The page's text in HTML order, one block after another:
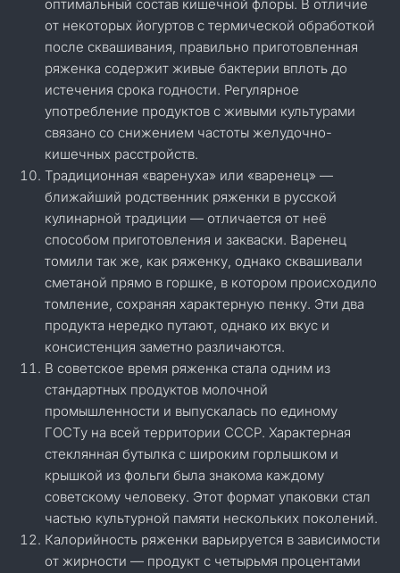
оптимальный состав кишечной флоры. В отличие
от некоторых йогуртов с термической обработкой
после сквашивания, правильно приготовленная
ряженка содержит живые бактерии вплоть до
истечения срока годности. Регулярное
употребление продуктов с живыми культурами
связано со снижением частоты желудочно-
кишечных расстройств.
Традиционная «варенуха» или «варенец» —
ближайший родственник ряженки в русской
кулинарной традиции — отличается от неё
способом приготовления и закваски. Варенец
томили так же, как ряженку, однако сквашивали
сметаной прямо в горшке, в котором происходило
томление, сохраняя характерную пенку. Эти два
продукта нередко путают, однако их вкус и
консистенция заметно различаются.
В советское время ряженка стала одним из
стандартных продуктов молочной
промышленности и выпускалась по единому
ГОСТу на всей территории СССР. Характерная
стеклянная бутылка с широким горлышком и
крышкой из фольги была знакома каждому
советскому человеку. Этот формат упаковки стал
частью культурной памяти нескольких поколений.
Калорийность ряженки варьируется в зависимости
от жирности — продукт с четырьмя процентами